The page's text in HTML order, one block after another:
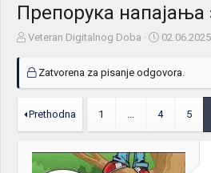
Препорука напајања
Z
č
e
n
e
Veteran Digitalnog Doba
D
u
p
r
e
02.06.2025.
Zatvorena za pisanje odgovora.
Prethodna 1 4 5